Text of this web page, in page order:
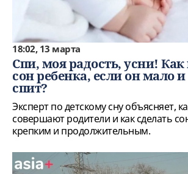
18:02, 13 марта
Спи, моя радость, усни!
сон ребенка, если он мало
спит?
Эксперт по детскому сну объясняет,
совершают родители и как сделать
крепким и продолжительным.